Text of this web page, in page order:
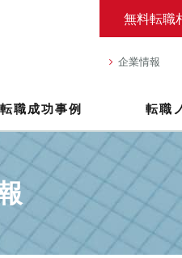
無料転職
企業情報
転職成功事例 転職